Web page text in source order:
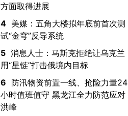
方面取得进展
4 美媒：五角大楼拟年底前首次测
试“金穹”反导系统
5 消息人士：马斯克拒绝让乌克兰
用“星链”打击俄境内目标
6 防汛物资前置一线、抢险力量24
小时值班值守 黑龙江全力防范应对
洪峰